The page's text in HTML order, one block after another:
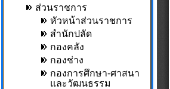
ส่วนราชการ
หัวหน้าส่วนราชการ
สำนักปลัด
กองคลัง
กองช่าง
กองการศึกษา-ศาสนา
และวัฒนธรรม